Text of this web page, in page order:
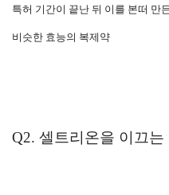
특허 기간이 끝난 뒤 이를 본떠 만
비슷한 효능의 복제약
Q2. 셀트리온을 이끄는